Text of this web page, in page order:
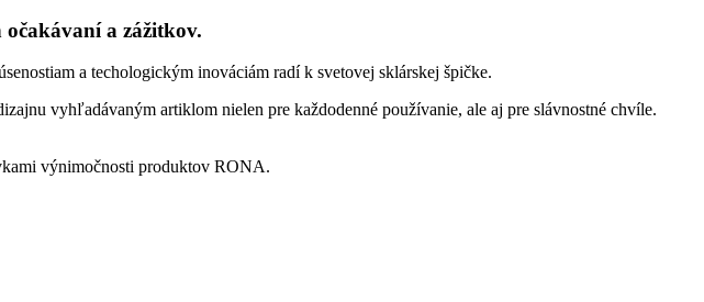
a zážitkov.
a techologickým inováciám radí k svetovej sklárskej špičke.
vyhľadávaným artiklom nielen pre každodenné používanie, ale aj pre slávnostné chvíle.
výnimočnosti produktov RONA.